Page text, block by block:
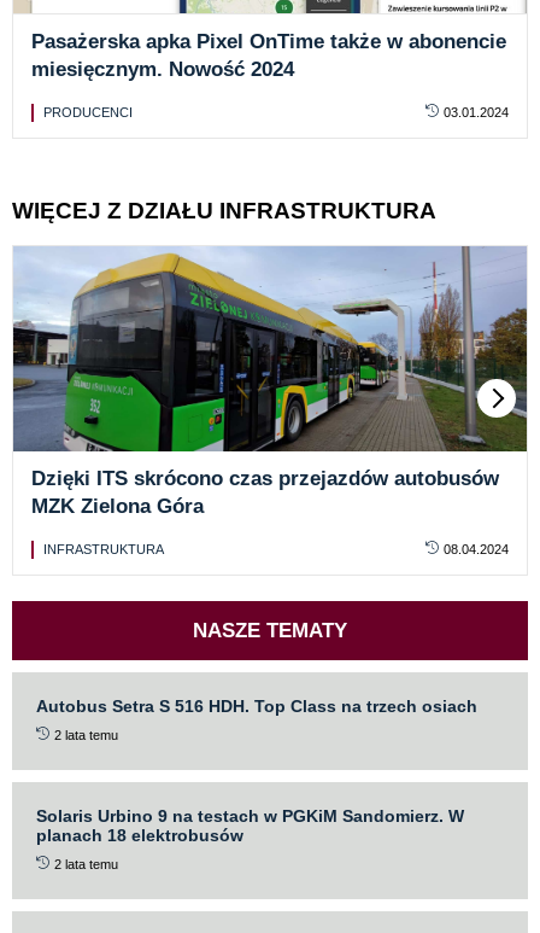
Pasażerska apka Pixel OnTime także w abonencie
miesięcznym. Nowość 2024
PRODUCENCI 03.01.2024
WIĘCEJ Z DZIAŁU INFRASTRUKTURA
Dzięki ITS skrócono czas przejazdów autobusów
MZK Zielona Góra
INFRASTRUKTURA 08.04.2024
NASZE TEMATY
Autobus Setra S 516 HDH. Top Class na trzech osiach
2 lata temu
Solaris Urbino 9 na testach w PGKiM Sandomierz. W
planach 18 elektrobusów
2 lata temu